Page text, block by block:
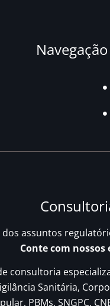
assuntos
Conte com nossos
consultoria
Sanitária,
PBMs, SNGPC,